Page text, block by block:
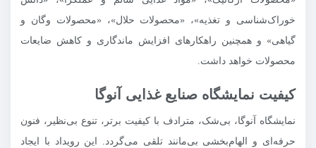
خوراک‌شناسی و تغذیه»، «محصولات حلال»، «محصولات وگان و
گیاهی» و همچنین راهکارهای افزایش ماندگاری و کاهش ضایعات
محصولات خواهد داشت.
کیفیت نمایشگاه صنایع غذایی آنوگا
نمایشگاه آنوگا، بی‌شک، مترادف با کیفیت برتر، تنوع بی‌نظیر، فنون
حرفه‌ای و الهام‌بخشی بی‌مانند تلقی می‌گردد. این رویداد با ایجاد